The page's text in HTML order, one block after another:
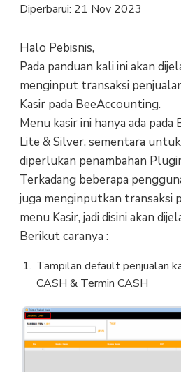
Diperbarui: 21 Nov 2023
Halo Pebisnis,
Pada panduan kali ini akan
menginput transaksi
Kasir pada BeeAccounting.
Menu kasir ini hanya ada
Lite & Silver, sementara
diperlukan penambahan
Terkadang beberapa
juga menginputkan transaksi
menu Kasir, jadi disini akan
Berikut caranya :
Tampilan default penjualan
CASH & Termin CASH